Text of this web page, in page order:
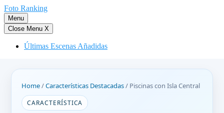
Saltar
al
contenido
Foto Ranking
Menu
Close Menu X
Últimas Escenas Añadidas
Home/Características Destacadas/ Piscinas con Isla Central
CARACTERÍSTICA